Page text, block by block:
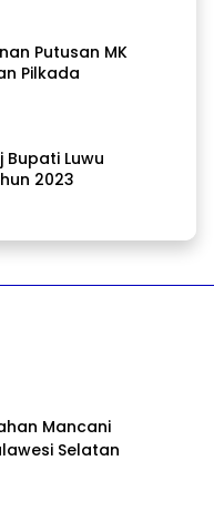
Putusan MK
Pilkada
Bupati Luwu
2023
Mancani
Selatan